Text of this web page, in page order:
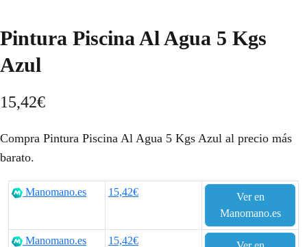
Pintura Piscina Al Agua 5 Kgs
Azul
15,42€
Compra Pintura Piscina Al Agua 5 Kgs Azul al precio más
barato.
Manomano.es 15,42€
Ver en
Manomano.es
Manomano.es 15,42€